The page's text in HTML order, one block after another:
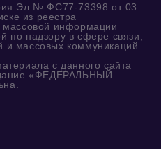
Эл № ФС77-73398 от 03
из реестра
массовой информации
по надзору в сфере связи,
массовых коммуникаций.
с данного сайта
«ФЕДЕРАЛЬНЫЙ